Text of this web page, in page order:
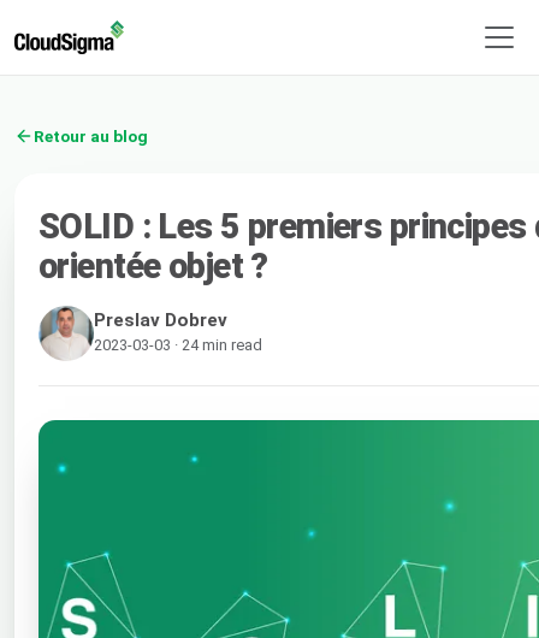
Retour au blog
SOLID : Les 5 premiers
orientée objet ?
Preslav Dobrev
2023-03-03 · 24 min read